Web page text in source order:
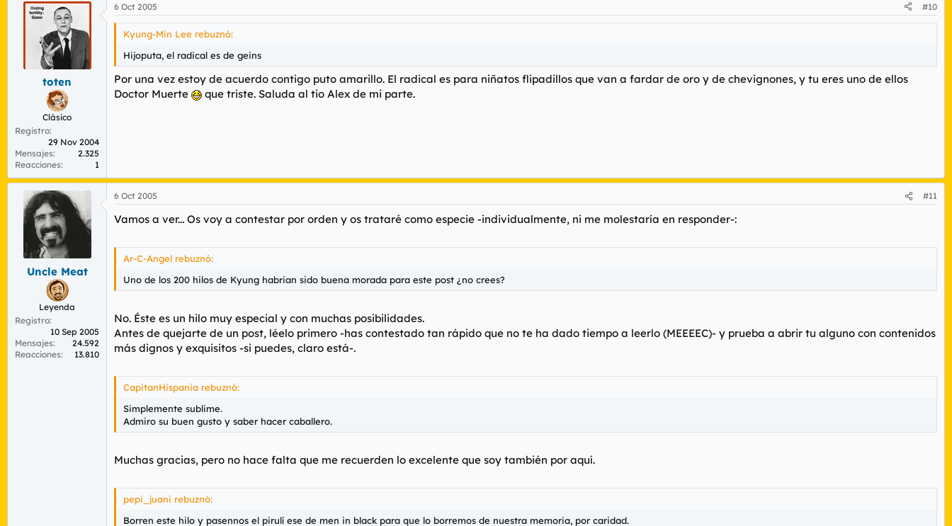
toten
Clásico
Registro
29 Nov 2004
Mensajes
2.325
Reacciones
1
6 Oct 2005 #10
Kyung-Min Lee rebuznó:
Hijoputa, el radical es de geins
Por una vez estoy de acuerdo contigo puto amarillo. El radical es para niñatos flipadillos que van a fardar de oro y de chevignones, y tu eres uno de ellos
Doctor Muerte
que triste. Saluda al tio Alex de mi parte.
Uncle Meat
Leyenda
Registro
10 Sep 2005
Mensajes
24.592
Reacciones
13.810
6 Oct 2005 #11
Vamos a ver... Os voy a contestar por orden y os trataré como especie -individualmente, ni me molestaría en responder-:
Ar-C-Angel rebuznó:
Uno de los 200 hilos de Kyung habrian sido buena morada para este post ¿no crees?
No. Éste es un hilo muy especial y con muchas posibilidades.
Antes de quejarte de un post, léelo primero -has contestado tan rápido que no te ha dado tiempo a leerlo (MEEEEC)- y prueba a abrir tu alguno con contenidos
más dignos y exquisitos -si puedes, claro está-.
CapitanHispania rebuznó:
Simplemente sublime.
Admiro su buen gusto y saber hacer caballero.
Muchas gracias, pero no hace falta que me recuerden lo excelente que soy también por aquí.
pepi_juani rebuznó:
Borren este hilo y pasennos el pirulí ese de men in black para que lo borremos de nuestra memoria, por caridad.